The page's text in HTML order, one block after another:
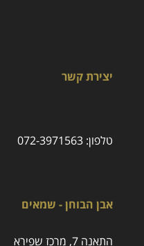
יצירת קשר
טלפון: 072-3971563
אבן הבוחן - שמאים
התאנה 7, מרכז שפירא